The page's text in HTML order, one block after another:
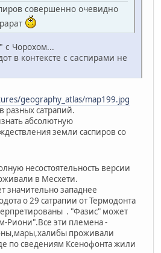
совершенно очевидно
с Чорохом...
в контексте с саспирами не
geography_atlas/map199.jpg
разных сатрапий.
абсолютную
земли саспиров со
несостоятельность версии
в Месхети.
значительно западнее
о 29 сатрапии от Термодонта
. "Фазис" может
Риони".Все эти племена -
проживали
по сведениям Ксенофонта жили